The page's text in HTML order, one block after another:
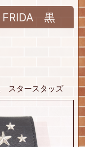
黒
タースタッズ